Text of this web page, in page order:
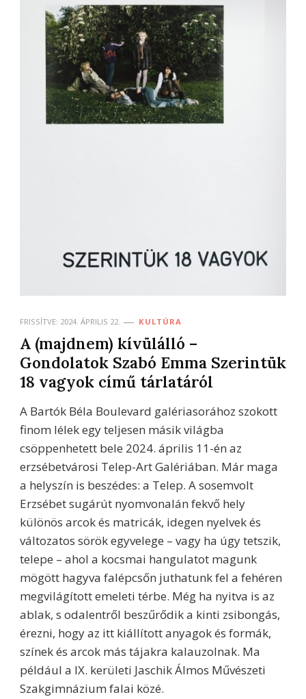
FRISSÍTVE: 2024. ÁPRILIS 22. KULTÚRA
A (majdnem) kívülálló –
Gondolatok Szabó Emma Szerintük
18 vagyok című tárlatáról
A Bartók Béla Boulevard galériasorához szokott
finom lélek egy teljesen másik világba
csöppenhetett bele 2024. április 11-én az
erzsébetvárosi Telep-Art Galériában. Már maga
a helyszín is beszédes: a Telep. A sosemvolt
Erzsébet sugárút nyomvonalán fekvő hely
különös arcok és matricák, idegen nyelvek és
változatos sörök egyvelege – vagy ha úgy tetszik,
telepe – ahol a kocsmai hangulatot magunk
mögött hagyva falépcsőn juthatunk fel a fehéren
megvilágított emeleti térbe. Még ha nyitva is az
ablak, s odalentről beszűrődik a kinti zsibongás,
érezni, hogy az itt kiállított anyagok és formák,
színek és arcok más tájakra kalauzolnak. Ma
például a IX. kerületi Jaschik Álmos Művészeti
Szakgimnázium falai közé.